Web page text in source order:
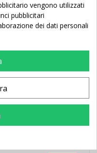
svedese mt. 3 con
di equilibrio
vengono utilizzati
pubblicitari
dei dati personali